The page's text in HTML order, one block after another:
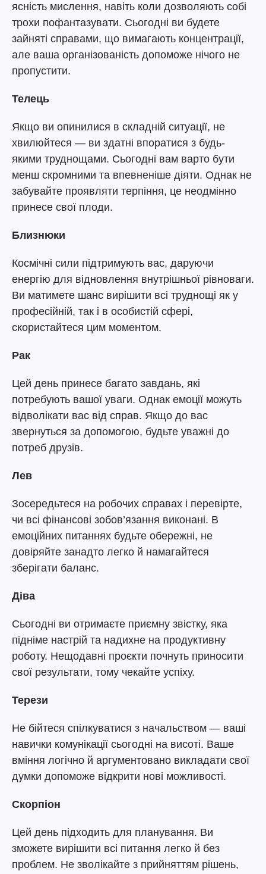
ясність мислення, навіть коли дозволяють собі
трохи пофантазувати. Сьогодні ви будете
зайняті справами, що вимагають концентрації,
але ваша організованість допоможе нічого не
пропустити.
Телець
Якщо ви опинилися в складній ситуації, не
хвилюйтеся — ви здатні впоратися з будь-
якими труднощами. Сьогодні вам варто бути
менш скромними та впевненіше діяти. Однак не
забувайте проявляти терпіння, це неодмінно
принесе свої плоди.
Близнюки
Космічні сили підтримують вас, даруючи
енергію для відновлення внутрішньої рівноваги.
Ви матимете шанс вирішити всі труднощі як у
професійній, так і в особистій сфері,
скористайтеся цим моментом.
Рак
Цей день принесе багато завдань, які
потребують вашої уваги. Однак емоції можуть
відволікати вас від справ. Якщо до вас
звернуться за допомогою, будьте уважні до
потреб друзів.
Лев
Зосередьтеся на робочих справах і перевірте,
чи всі фінансові зобов’язання виконані. В
емоційних питаннях будьте обережні, не
довіряйте занадто легко й намагайтеся
зберігати баланс.
Діва
Сьогодні ви отримаєте приємну звістку, яка
підніме настрій та надихне на продуктивну
роботу. Нещодавні проєкти почнуть приносити
свої результати, тому чекайте успіху.
Терези
Не бійтеся спілкуватися з начальством — ваші
навички комунікації сьогодні на висоті. Ваше
вміння логічно й аргументовано викладати свої
думки допоможе відкрити нові можливості.
Скорпіон
Цей день підходить для планування. Ви
зможете вирішити всі питання легко й без
проблем. Не зволікайте з прийняттям рішень,